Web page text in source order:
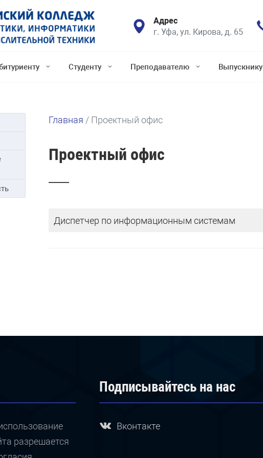
Адрес
г. Уфа, ул. Кирова, д. 65
Студенту Преподавателю Выпускнику
Главная / Проектный офис
Проектный офис
Диспетчер по информационным системам
разрешается
Подписывайтесь на нас
Вконтакте